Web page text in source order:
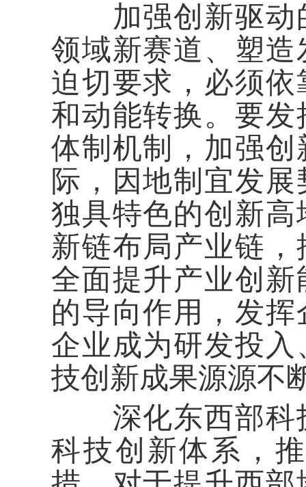
加强创新驱动
领域新赛道、塑
迫切要求，必须
和动能转换。要
体制机制，加强
际，因地制宜发
独具特色的创新
新链布局产业链
全面提升产业创
的导向作用，发
企业成为研发投
技创新成果源源不
深化东西部科
科技创新体系，